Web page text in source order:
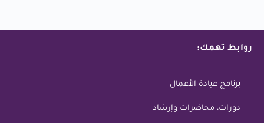
روابط تهمك:
برنامج عيادة الأعمال
دورات، محاضرات وإرشاد